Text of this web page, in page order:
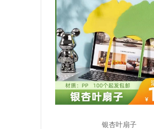
银杏叶扇子